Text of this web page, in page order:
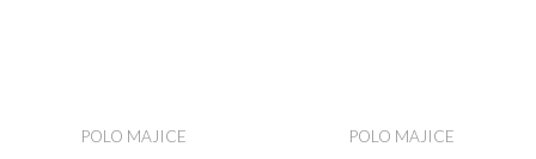
POLO MAJICE POLO MAJICE